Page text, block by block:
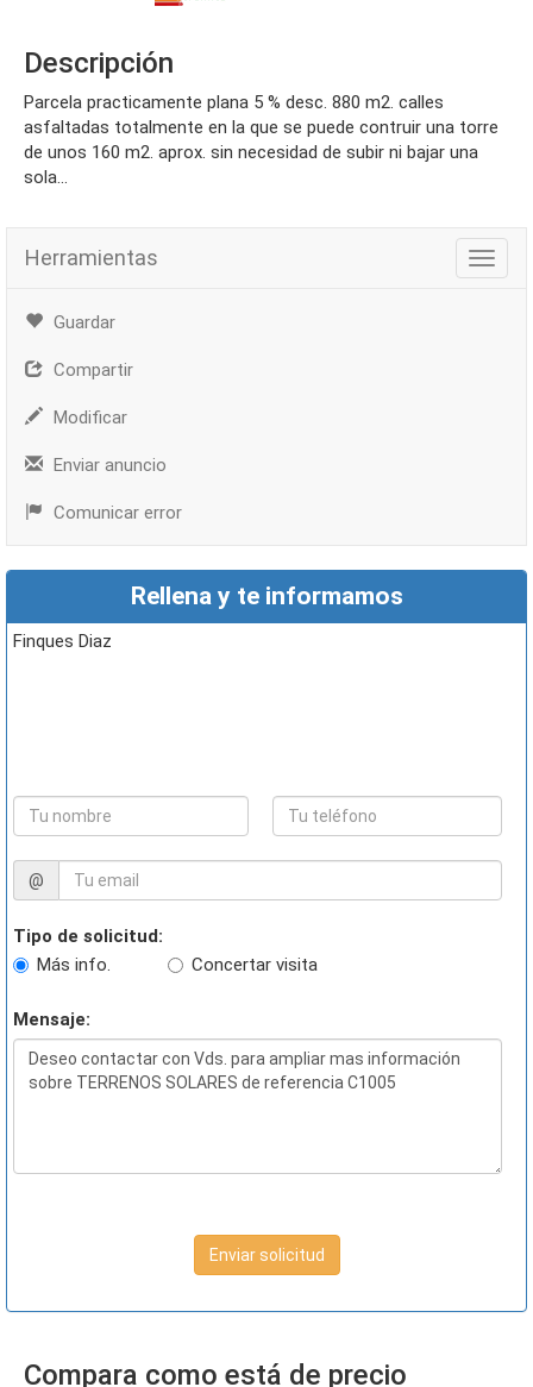
Descripción
parcela practicamente plana 5 % desc. 880 m2. calles
asfaltadas totalmente en la que se puede contruir una torre
de unos 160 m2. aprox. sin necesidad de subir ni bajar una
sola...
Herramientas
Guardar
Compartir
Modificar
Enviar anuncio
Comunicar error
Rellena y te informamos
Finques Diaz
@
Tipo de solicitud:
Más info.
Concertar visita
Mensaje:
Enviar solicitud
Compara como está de precio